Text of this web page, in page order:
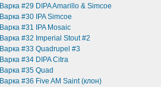
Варка #29 DIPA Amarillo & Simcoe
Варка #30 IPA Simcoe
Варка #31 IPA Mosaic
Варка #32 Imperial Stout #2
Варка #33 Quadrupel #3
Варка #34 DIPA Citra
Варка #35 Quad
Варка #36 Five AM Saint (клон)